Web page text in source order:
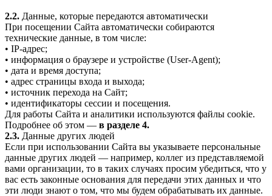
2.2. Данные, которые передаются автоматически
При посещении Сайта автоматически собираются
технические данные, в том числе:
• IP-адрес;
• информация о браузере и устройстве (User-Agent);
• дата и время доступа;
• адрес страницы входа и выхода;
• источник перехода на Сайт;
• идентификаторы сессии и посещения.
Для работы Сайта и аналитики используются файлы cookie.
Подробнее об этом — в разделе 4.
2.3. Данные других людей
Если при использовании Сайта вы указываете персональные
данные других людей — например, коллег из представляемой
вами организации, то в таких случаях просим убедиться, что у
вас есть законные основания для передачи этих данных и что
эти люди знают о том, что мы будем обрабатывать их данные.